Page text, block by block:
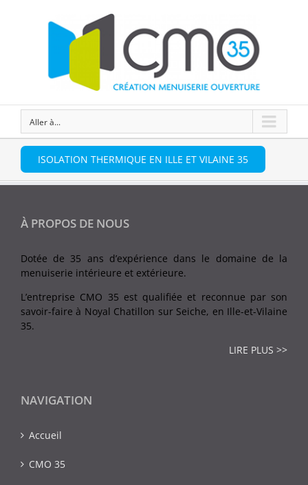
Aller à...
ISOLATION THERMIQUE EN ILLE ET VILAINE 35
À PROPOS DE NOUS
Dotée de 35 ans d’expérience dans le domaine de la
menuiserie intérieure et extérieure.
L’entreprise CMO 35 est qualifiée et reconnue par son
savoir-faire à Noyal Chatillon sur Seiche, en Ille-et-Vilaine
35.
LIRE PLUS >>
NAVIGATION
Accueil
CMO 35